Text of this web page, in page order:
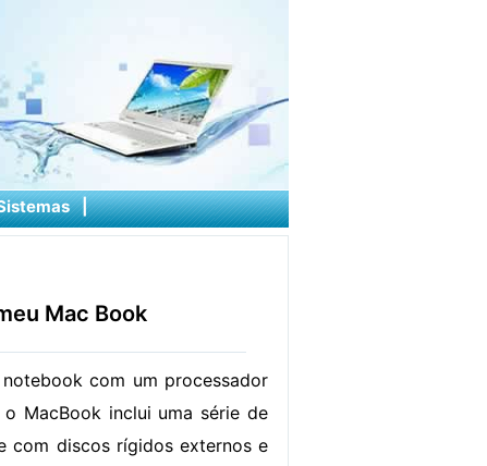
|
Mac Book
com um processador
MacBook inclui uma série de
com discos rígidos externos e